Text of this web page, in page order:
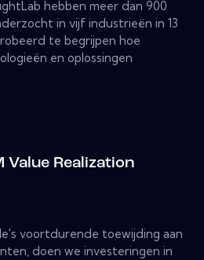
hebben meer dan 900
in vijf industrieën in 13
te begrijpen hoe
en oplossingen
Value Realization
voortdurende toewijding aan
doen we investeringen in